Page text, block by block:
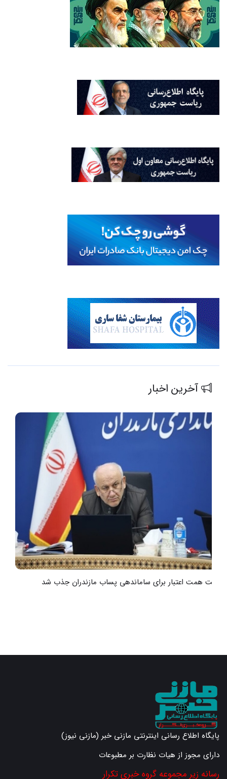
آخرین اخبار
هشت همت اعتبار برای ساماندهی پساب مازندران جذب شد
پایگاه اطلاع رسانی اینترنتی مازنی خبر (مازنی نیوز)
دارای مجوز از هیات نظارت بر مطبوعات
رسانه زیر مجموعه گروه خبری تکرار